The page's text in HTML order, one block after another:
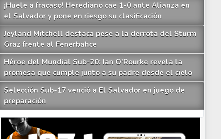
¡Huele a fracaso! Herediano cae 1-0 ante Alianza en
el Salvador y pone en riesgo su clasificación
Jeyland Mitchell destaca pese a la derrota del Sturm
Graz frente al Fenerbahce
Héroe del Mundial Sub-20: Ian O'Rourke revela la
promesa que cumple junto a su padre desde el cielo
Selección Sub-17 venció a El Salvador en juego de
preparación